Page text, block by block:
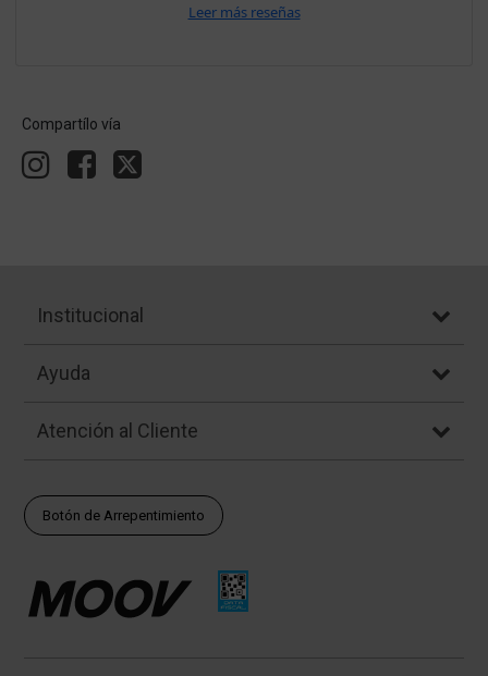
Leer más reseñas
Compartílo vía
Institucional
Ayuda
Atención al Cliente
Botón de Arrepentimiento